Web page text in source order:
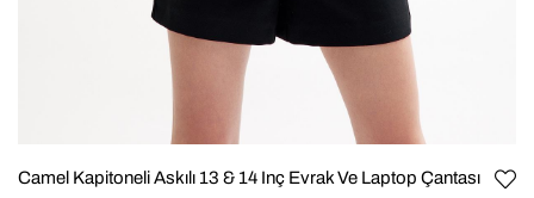
Camel Kapitoneli Askılı 13 & 14 Inç Evrak Ve Laptop Çantası